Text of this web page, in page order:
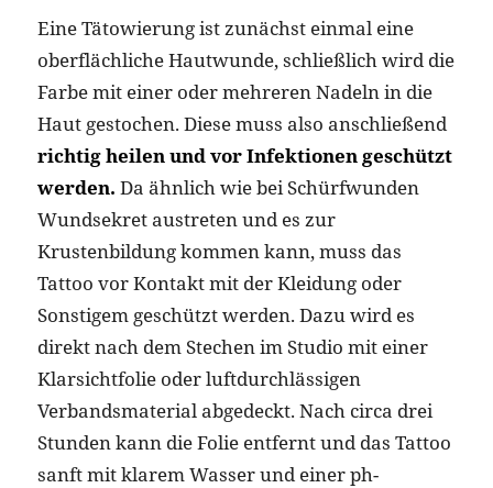
Eine Tätowierung ist zunächst einmal eine
oberflächliche Hautwunde, schließlich wird die
Farbe mit einer oder mehreren Nadeln in die
Haut gestochen. Diese muss also anschließend
richtig heilen und vor Infektionen geschützt
werden. Da ähnlich wie bei Schürfwunden
Wundsekret austreten und es zur
Krustenbildung kommen kann, muss das
Tattoo vor Kontakt mit der Kleidung oder
Sonstigem geschützt werden. Dazu wird es
direkt nach dem Stechen im Studio mit einer
Klarsichtfolie oder luftdurchlässigen
Verbandsmaterial abgedeckt. Nach circa drei
Stunden kann die Folie entfernt und das Tattoo
sanft mit klarem Wasser und einer ph-